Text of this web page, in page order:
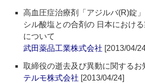
高血圧症治療剤「アジルバ(R)錠
シル酸塩との合剤の 日本におけ
について
武田薬品工業株式会社 [2013/04/
取締役の逝去及び異動に関するお
テルモ株式会社 [2013/04/24]